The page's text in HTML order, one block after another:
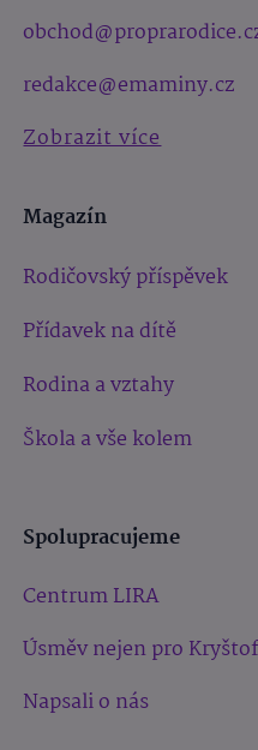
redakce@emaminy.cz
Zobrazit více
Magazín
Rodičovský příspěvek
Přídavek na dítě
Rodina a vztahy
Škola a vše kolem
Spolupracujeme
Centrum LIRA
Úsměv nejen pro
Napsali o nás